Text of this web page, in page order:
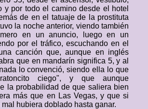
y por todo el camino desde el hotel
de en el tatuaje de la prostituta
la noche anterior, viendo también
en un anuncio, luego en un
por el tráfico, escuchando en el
canción que, aunque en inglés
que en mandarín significa 5, y al
lo convenció, siendo ella lo que
ciego", y que aunque
la probabilidad de que saliera bien
más que en Las Vegas, y que si
hubiera doblado hasta ganar.